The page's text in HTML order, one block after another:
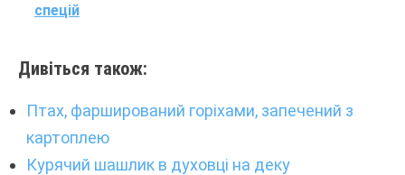
спецій
Дивіться також:
Птах, фарширований горіхами, запечений з
картоплею
Курячий шашлик в духовці на деку